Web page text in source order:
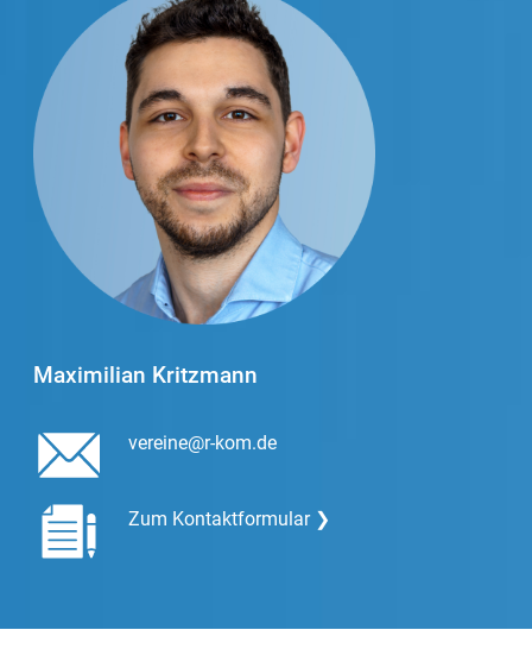
Maximilian Kritzmann
vereine@r-kom.de
Zum Kontaktformular ❯